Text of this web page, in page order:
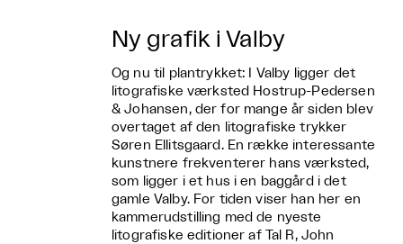
Ny grafik i Valby
Og nu til plantrykket: I Valby ligger det
litografiske værksted Hostrup-Pedersen
& Johansen, der for mange år siden blev
overtaget af den litografiske trykker
Søren Ellitsgaard. En række interessante
kunstnere frekventerer hans værksted,
som ligger i et hus i en baggård i det
gamle Valby. For tiden viser han her en
kammerudstilling med de nyeste
litografiske editioner af Tal R, John